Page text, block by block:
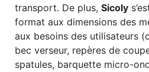
transport. De plus, Sicoly
format aux dimensions des
aux besoins des utilisateurs
bec verseur, repères de
spatules, barquette micro-